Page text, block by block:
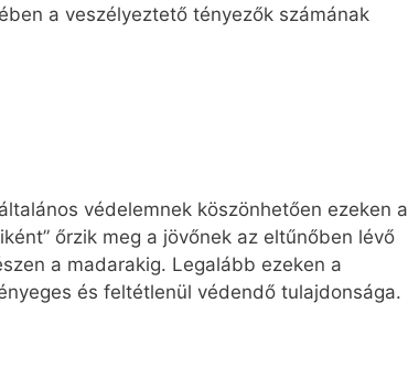
a veszélyeztető tényezők számának
védelemnek köszönhetően ezeken a
őrzik meg a jövőnek az eltűnőben lévő
a madarakig. Legalább ezeken a
és feltétlenül védendő tulajdonsága.